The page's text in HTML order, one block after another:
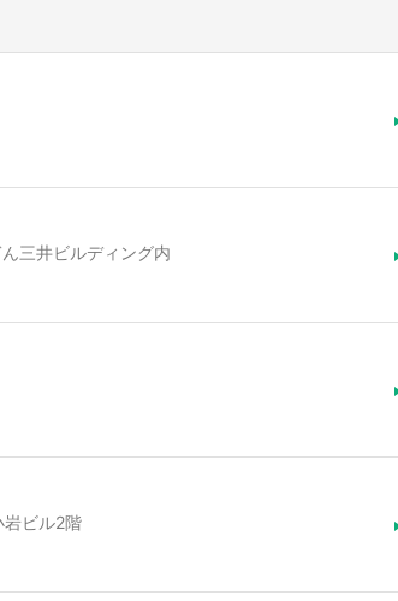
三井ビルディング内
ビル2階